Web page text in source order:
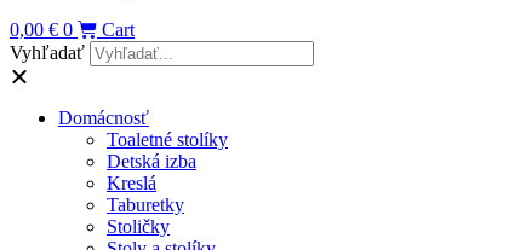
0,00 € 0
Cart
Vyhľadať
Domácnosť
Toaletné stolíky
Detská izba
Kreslá
Taburetky
Stoličky